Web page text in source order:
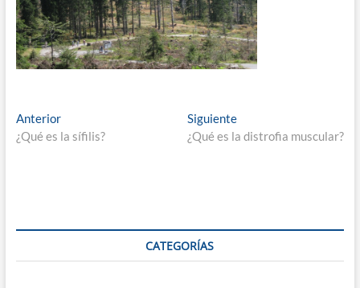
Navegación
de
AnteriorEntrada
anterior:
¿Qué es la sífilis?
SiguienteEntrada
siguiente:
¿Qué es la distrofia muscular?
CATEGORÍAS